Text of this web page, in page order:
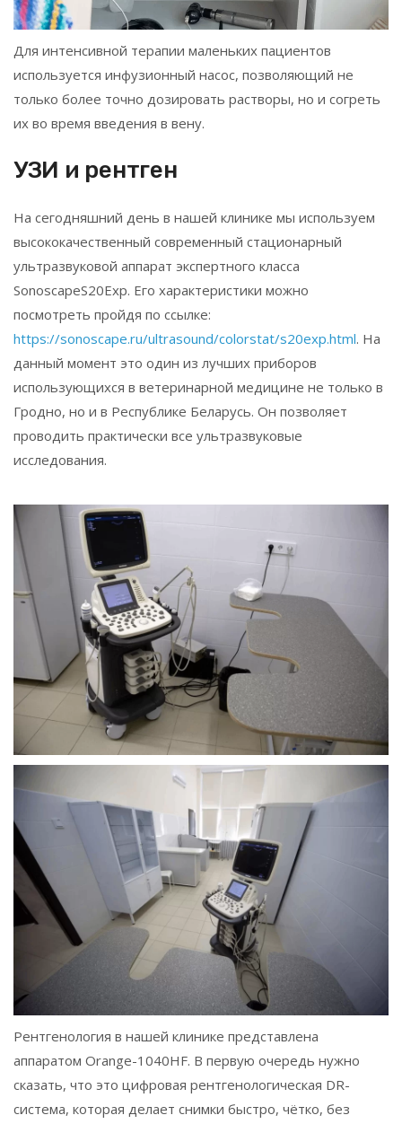
Для интенсивной терапии маленьких пациентов
используется инфузионный насос, позволяющий не
только более точно дозировать растворы, но и согреть
их во время введения в вену.
УЗИ и рентген
На сегодняшний день в нашей клинике мы используем
высококачественный современный стационарный
ультразвуковой аппарат экспертного класса
SonoscapeS20Exp. Его характеристики можно
посмотреть пройдя по ссылке:
https://sonoscape.ru/ultrasound/colorstat/s20exp.html. На
данный момент это один из лучших приборов
использующихся в ветеринарной медицине не только в
Гродно, но и в Республике Беларусь. Он позволяет
проводить практически все ультразвуковые
исследования.
Рентгенология в нашей клинике представлена
аппаратом Orange-1040HF. В первую очередь нужно
сказать, что это цифровая рентгенологическая DR-
система, которая делает снимки быстро, чётко, без